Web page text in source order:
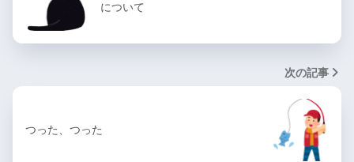
について
次の記事
つった、つった